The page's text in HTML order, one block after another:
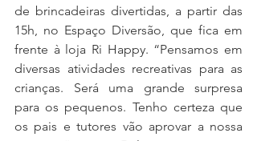
de brincadeiras divertidas, a partir das
15h, no Espaço Diversão, que fica em
frente à loja Ri Happy. “Pensamos em
diversas atividades recreativas para as
crianças. Será uma grande surpresa
para os pequenos. Tenho certeza que
os pais e tutores vão aprovar a nossa